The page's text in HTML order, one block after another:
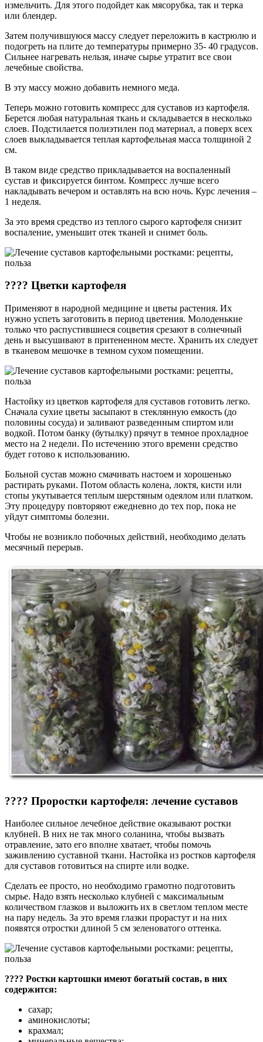
измельчить. Для этого подойдет как мясорубка, так и терка
или блендер.
Затем получившуюся массу следует переложить в кастрюлю и
подогреть на плите до температуры примерно 35- 40 градусов.
Сильнее нагревать нельзя, иначе сырье утратит все свои
лечебные свойства.
В эту массу можно добавить немного меда.
Теперь можно готовить компресс для суставов из картофеля.
Берется любая натуральная ткань и складывается в несколько
слоев. Подстилается полиэтилен под материал, а поверх всех
слоев выкладывается теплая картофельная масса толщиной 2
см.
В таком виде средство прикладывается на воспаленный
сустав и фиксируется бинтом. Компресс лучше всего
накладывать вечером и оставлять на всю ночь. Курс лечения –
1 неделя.
За это время средство из теплого сырого картофеля снизит
воспаление, уменьшит отек тканей и снимет боль.
???? Цветки картофеля
Применяют в народной медицине и цветы растения. Их
нужно успеть заготовить в период цветения. Молоденькие
только что распустившиеся соцветия срезают в солнечный
день и высушивают в притененном месте. Хранить их следует
в тканевом мешочке в темном сухом помещении.
Настойку из цветков картофеля для суставов готовить легко.
Сначала сухие цветы засыпают в стеклянную емкость (до
половины сосуда) и заливают разведенным спиртом или
водкой. Потом банку (бутылку) прячут в темное прохладное
место на 2 недели. По истечению этого времени средство
будет готово к использованию.
Больной сустав можно смачивать настоем и хорошенько
растирать руками. Потом область колена, локтя, кисти или
стопы укутывается теплым шерстяным одеялом или платком.
Эту процедуру повторяют ежедневно до тех пор, пока не
уйдут симптомы болезни.
Чтобы не возникло побочных действий, необходимо делать
месячный перерыв.
???? Проростки картофеля: лечение суставов
Наиболее сильное лечебное действие оказывают ростки
клубней. В них не так много соланина, чтобы вызвать
отравление, зато его вполне хватает, чтобы помочь
заживлению суставной ткани. Настойка из ростков картофеля
для суставов готовиться на спирте или водке.
Сделать ее просто, но необходимо грамотно подготовить
сырье. Надо взять несколько клубней с максимальным
количеством глазков и выложить их в светлом теплом месте
на пару недель. За это время глазки прорастут и на них
появятся отростки длиной 5 см зеленоватого оттенка.
???? Ростки картошки имеют богатый состав, в них
содержится:
сахар;
аминокислоты;
крахмал;